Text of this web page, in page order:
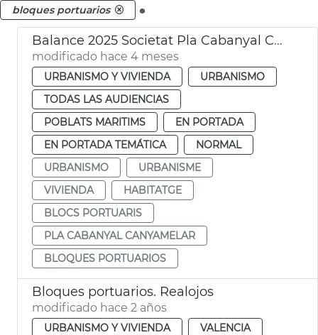
bloques portuarios
Balance 2025 Societat Pla Cabanyal Canyamelar
modificado hace 4 meses
URBANISMO Y VIVIENDA
URBANISMO
TODAS LAS AUDIENCIAS
POBLATS MARITIMS
EN PORTADA
EN PORTADA TEMÁTICA
NORMAL
URBANISMO
URBANISME
VIVIENDA
HABITATGE
BLOCS PORTUARIS
PLA CABANYAL CANYAMELAR
BLOQUES PORTUARIOS
Bloques portuarios. Realojos
modificado hace 2 años
URBANISMO Y VIVIENDA
VALENCIA